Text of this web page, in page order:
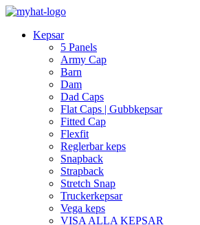
Kepsar
5 Panels
Army Cap
Barn
Dam
Dad Caps
Flat Caps | Gubbkepsar
Fitted Cap
Flexfit
Reglerbar keps
Snapback
Strapback
Stretch Snap
Truckerkepsar
Vega keps
VISA ALLA KEPSAR